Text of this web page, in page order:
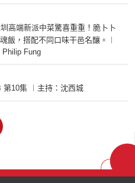
高端新派中菜驚喜重重！脆卜卜
飯，搭配不同口味干邑名釀。︱
Philip Fung
第10集 ︱主持：沈西城